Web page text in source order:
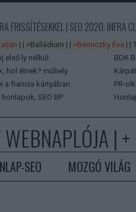
FRISSÍTÉSEKKEL | SEO 2020: INFRA
| | >Balládium | | >Berniczky Éva | |
első ly nélkül
BDK
hol élnek? műhely
a francia kártyában
PR-
SEO BP
| +
SEO MOZGÓ VILÁG